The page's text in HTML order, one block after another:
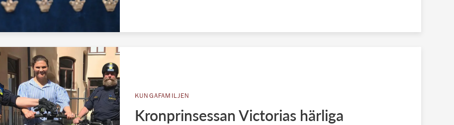
KUNGAFAMILJEN
Kronprinsessan Victorias härliga